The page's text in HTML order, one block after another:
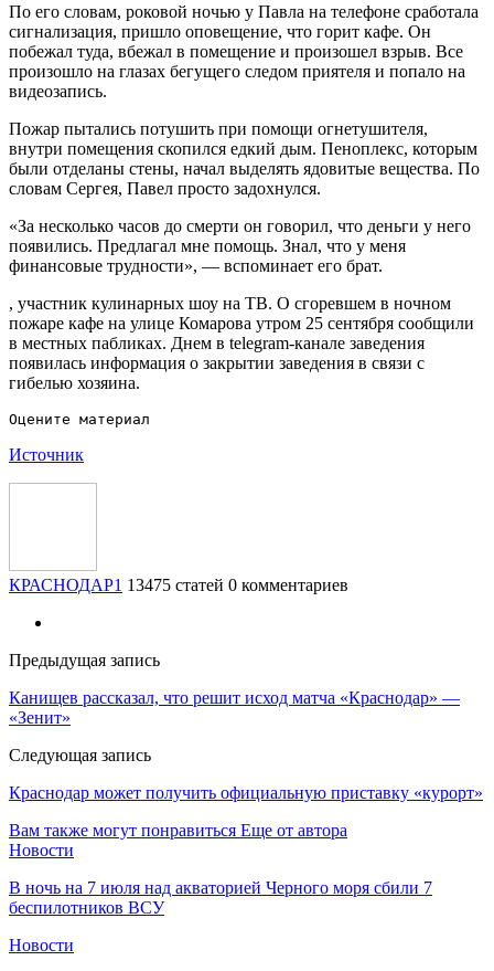
По его словам, роковой ночью у Павла на телефоне сработала
сигнализация, пришло оповещение, что горит кафе. Он
побежал туда, вбежал в помещение и произошел взрыв. Все
произошло на глазах бегущего следом приятеля и попало на
видеозапись.
Пожар пытались потушить при помощи огнетушителя,
внутри помещения скопился едкий дым. Пеноплекс, которым
были отделаны стены, начал выделять ядовитые вещества. По
словам Сергея, Павел просто задохнулся.
«За несколько часов до смерти он говорил, что деньги у него
появились. Предлагал мне помощь. Знал, что у меня
финансовые трудности», — вспоминает его брат.
, участник кулинарных шоу на ТВ. О сгоревшем в ночном
пожаре кафе на улице Комарова утром 25 сентября сообщили
в местных пабликах. Днем в telegram-канале заведения
появилась информация о закрытии заведения в связи с
гибелью хозяина.
Источник
КРАСНОДАР1 13475 статей 0 комментариев
Предыдущая запись
Канищев рассказал, что решит исход матча «Краснодар» —
«Зенит»
Следующая запись
Краснодар может получить официальную приставку «курорт»
Вам также могут понравиться Еще от автора
Новости
В ночь на 7 июля над акваторией Черного моря сбили 7
беспилотников ВСУ
Новости